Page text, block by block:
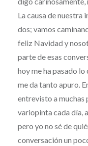
La causa de nuestra
dos; vamos
feliz Navidad y
parte de esas
hoy me ha pasado lo
me da tanto apuro.
entrevisto a muchas
variopinta cada día,
pero yo no sé de
conversación un